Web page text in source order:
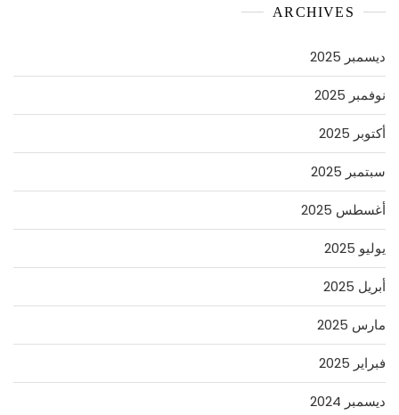
ARCHIVES
ديسمبر 2025
نوفمبر 2025
أكتوبر 2025
سبتمبر 2025
أغسطس 2025
يوليو 2025
أبريل 2025
مارس 2025
فبراير 2025
ديسمبر 2024